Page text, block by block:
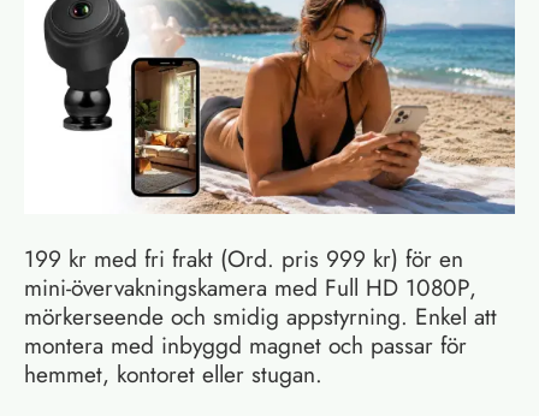
199 kr med fri frakt (Ord. pris 999 kr) för en
mini-övervakningskamera med Full HD 1080P,
mörkerseende och smidig appstyrning. Enkel att
montera med inbyggd magnet och passar för
hemmet, kontoret eller stugan.